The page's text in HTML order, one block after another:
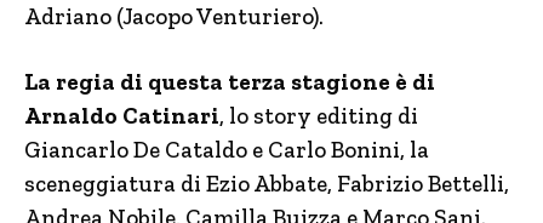
Adriano (Jacopo Venturiero).
La regia di questa terza stagione è di
Arnaldo Catinari, lo story editing di
Giancarlo De Cataldo e Carlo Bonini, la
sceneggiatura di Ezio Abbate, Fabrizio Bettelli,
Andrea Nobile, Camilla Buizza e Marco Sani.